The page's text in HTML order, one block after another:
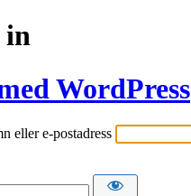
in
WordPress
eller e-postadress